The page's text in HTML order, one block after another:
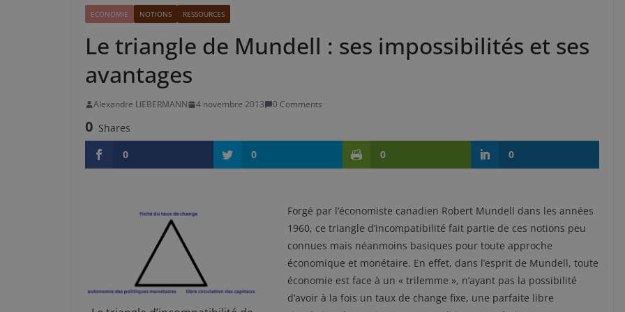
ECONOMIE NOTIONS RESSOURCES
Le triangle de Mundell : ses impossibilités et ses
avantages
Alexandre LIEBERMANN 4 novembre 2013 0 Comments
0 Shares
0
0 0 0
Forgé par l’économiste canadien Robert Mundell dans les années
1960, ce triangle d’incompatibilité fait partie de ces notions peu
connues mais néanmoins basiques pour toute approche
économique et monétaire. En effet, dans l’esprit de Mundell, toute
économie est face à un « trilemme », n’ayant pas la possibilité
d’avoir à la fois un taux de change fixe, une parfaite libre